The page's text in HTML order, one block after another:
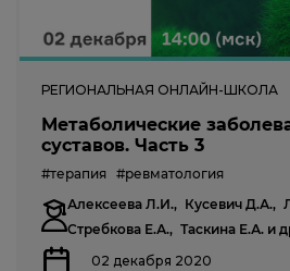
РЕГИОНАЛЬНАЯ ОНЛАЙН-ШКОЛА
Метаболические
суставов. Часть 3
#терапия #ревматология
Алексеева Л.И., Кусевич Д.А.,
Стребкова Е.А., Таскина Е.А. и
02 декабря 2020